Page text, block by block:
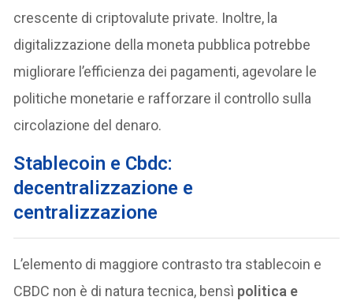
crescente di criptovalute private. Inoltre, la
digitalizzazione della moneta pubblica potrebbe
migliorare l’efficienza dei pagamenti, agevolare le
politiche monetarie e rafforzare il controllo sulla
circolazione del denaro.
Stablecoin e Cbdc:
decentralizzazione e
centralizzazione
L’elemento di maggiore contrasto tra stablecoin e
CBDC non è di natura tecnica, bensì politica e